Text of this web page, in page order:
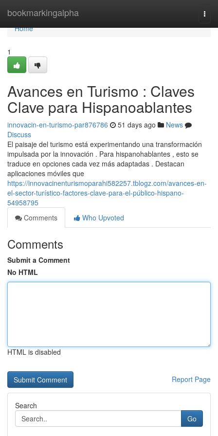
bookmarkingalpha
Home
Home
1
Avances en Turismo : Claves
Clave para Hispanoablantes
innovacin-en-turismo-par876786 51 days ago
News
Discuss
El paisaje del turismo está experimentando una transformación
impulsada por la innovación . Para hispanohablantes , esto se
traduce en opciones cada vez más adaptadas . Destacan
aplicaciones móviles que
https://innovacinenturismoparahi582257.tblogz.com/avances-en-
el-sector-turístico-factores-clave-para-el-público-hispano-
54958795
Comments
Who Upvoted
Comments
Submit a Comment
No HTML
HTML is disabled
Report Page
Search
Go